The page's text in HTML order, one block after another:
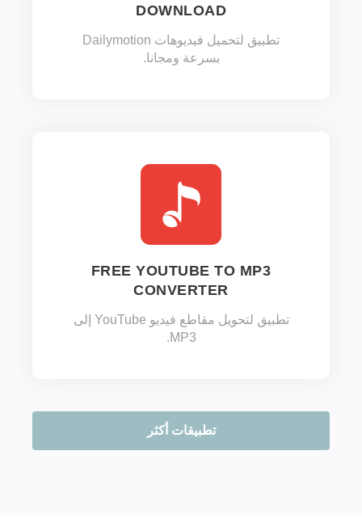
DOWNLOAD
تطبيق لتحميل فيديوهات Dailymotion
بسرعة ومجانا.
FREE YOUTUBE TO MP3
CONVERTER
تطبيق لتحويل مقاطع فيديو YouTube إلى
MP3.
تطبيقات أكثر